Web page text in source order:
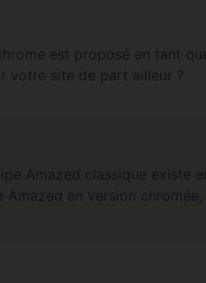
est proposé en tant
votre site de part ailleur ?